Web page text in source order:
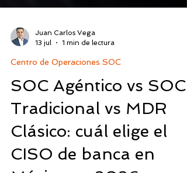
Juan Carlos Vega
Centro de Operaciones SOC
SOC Agéntico vs SOC
Tradicional vs MDR
Clásico: cuál elige el